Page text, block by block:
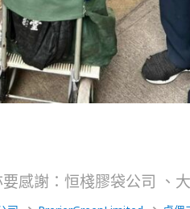
感謝：恒棧膠袋公司 、